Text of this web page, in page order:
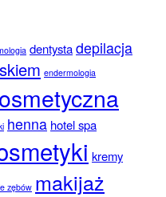
dentystadepilacja
endermologia
henna hotel spa
kremy
zębów makijaż